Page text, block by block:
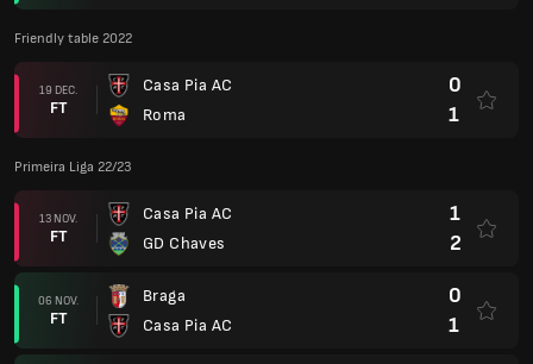
Friendly table 2022
19 DEC.
FT
Casa Pia AC
Roma
0
1
Primeira Liga 22/23
13 NOV.
FT
Casa Pia AC
GD Chaves
1
2
06 NOV.
FT
Braga
Casa Pia AC
0
1